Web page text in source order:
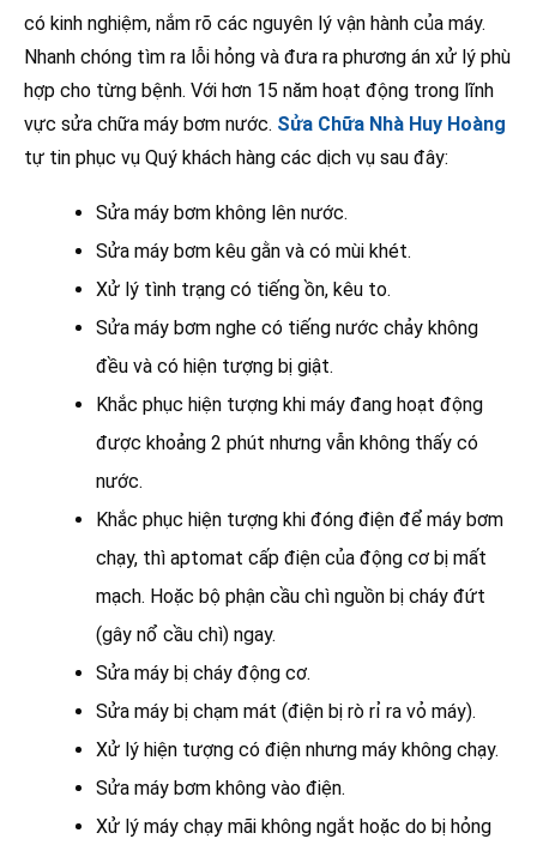
có kinh nghiệm, nắm rõ các nguyên lý vận hành của máy.
Nhanh chóng tìm ra lỗi hỏng và đưa ra phương án xử lý phù
hợp cho từng bệnh. Với hơn 15 năm hoạt động trong lĩnh
vực sửa chữa máy bơm nước. Sửa Chữa Nhà Huy Hoàng
tự tin phục vụ Quý khách hàng các dịch vụ sau đây:
Sửa máy bơm không lên nước.
Sửa máy bơm kêu gằn và có mùi khét.
Xử lý tình trạng có tiếng ồn, kêu to.
Sửa máy bơm nghe có tiếng nước chảy không
đều và có hiện tượng bị giật.
Khắc phục hiện tượng khi máy đang hoạt động
được khoảng 2 phút nhưng vẫn không thấy có
nước.
Khắc phục hiện tượng khi đóng điện để máy bơm
chạy, thì aptomat cấp điện của động cơ bị mất
mạch. Hoặc bộ phận cầu chì nguồn bị cháy đứt
(gây nổ cầu chì) ngay.
Sửa máy bị cháy động cơ.
Sửa máy bị chạm mát (điện bị rò rỉ ra vỏ máy).
Xử lý hiện tượng có điện nhưng máy không chạy.
Sửa máy bơm không vào điện.
Xử lý máy chạy mãi không ngắt hoặc do bị hỏng